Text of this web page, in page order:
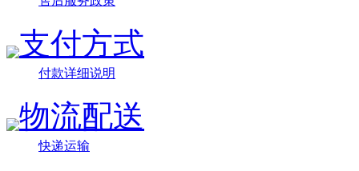
支付方式
付款详细说明
物流配送
快递运输